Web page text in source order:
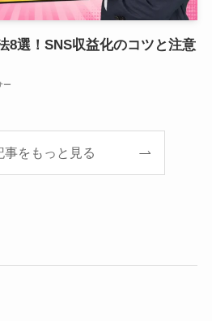
8選！SNS収益化のコツと注意
ー
事をもっと見る